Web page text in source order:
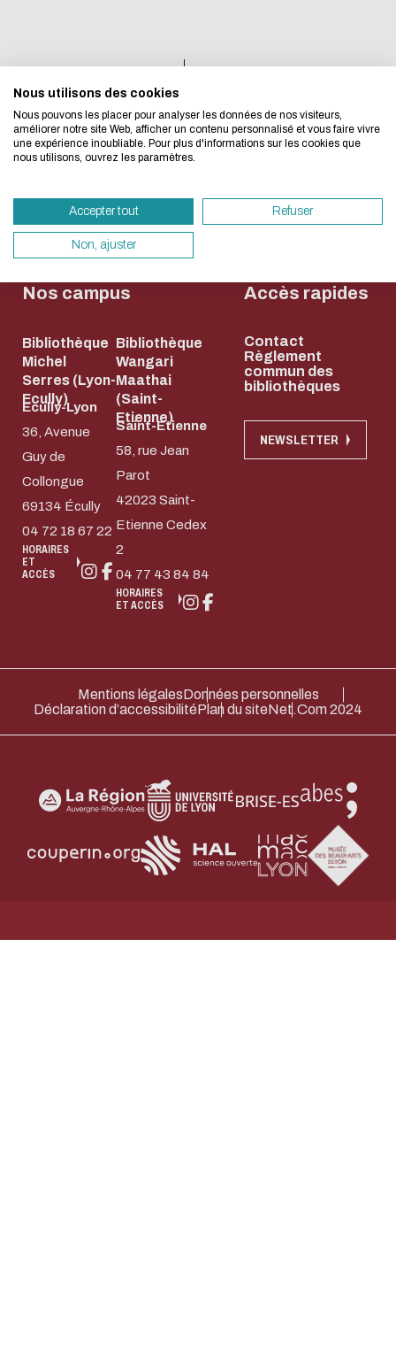
Nous avons développé ce site Internet dans
d'une démarche forte d'écoconception.
besoins énergétiques nécessaires à votre
vous pouvez le parcourir dans son Mode
sollicitera très peu nos serveurs et vous
Merci pour votre contribution !
ACTIVER LE MODE ÉCO
cinéma le
jeudi 18 juin !
mai entre
12h30 et
2
Nos campus
Bibliothèque
Michel
Serres (Lyon-
Ecully)
Ecully-Lyon
36, Avenue
Guy de
Collongue
69134 Écully
04 72 18 67 22
HORAIRES
ET
ACCÈS
Bibliothèque
Wangari
Maathai
(Saint-
Etienne)
Saint-Etienne
58, rue Jean
Parot
42023 Saint-
Etienne Cedex
2
04 77 43 84 84
HORAIRES
ET ACCÈS
Accès rapides
Contact
Règlement
commun des
bibliothèques
NEWSLETTER
Mentions légalesDonnées personnelles
Déclaration d’accessibilitéPlan du siteNet.Com 2024
Nous utilisons des cookies
Nous pouvons les placer pour analyser les données de nos visiteurs,
améliorer notre site Web, afficher un contenu personnalisé et vous faire vivre
une expérience inoubliable. Pour plus d'informations sur les cookies que
nous utilisons, ouvrez les paramètres.
Accepter tout Refuser
Non, ajuster